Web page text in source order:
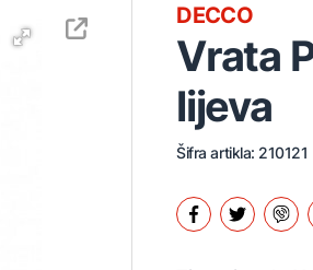
Vrata
lijeva
DECCO
Šifra artikla: 210121